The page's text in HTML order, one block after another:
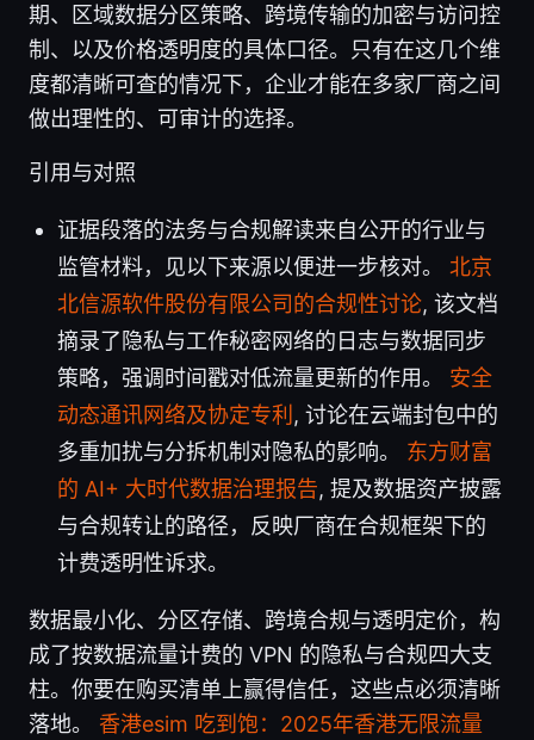
期、区域数据分区策略、跨境传输的加密与访问控
制、以及价格透明度的具体口径。只有在这几个维
度都清晰可查的情况下，企业才能在多家厂商之间
做出理性的、可审计的选择。
引用与对照
证据段落的法务与合规解读来自公开的行业与
监管材料，见以下来源以便进一步核对。 北京
北信源软件股份有限公司的合规性讨论, 该文档
摘录了隐私与工作秘密网络的日志与数据同步
策略，强调时间戳对低流量更新的作用。 安全
动态通讯网络及协定专利 , 讨论在云端封包中的
多重加扰与分拆机制对隐私的影响。 东方财富
的 AI+ 大时代数据治理报告, 提及数据资产披露
与合规转让的路径，反映厂商在合规框架下的
计费透明性诉求。
数据最小化、分区存储、跨境合规与透明定价，构
成了按数据流量计费的 VPN 的隐私与合规四大支
柱。你要在购买清单上赢得信任，这些点必须清晰
落地。 香港esim 吃到饱：2025年香港无限流量